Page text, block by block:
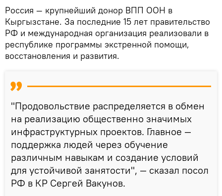
Россия — крупнейший донор ВПП ООН в
Кыргызстане. За последние 15 лет правительство
РФ и международная организация реализовали в
республике программы экстренной помощи,
восстановления и развития.
"Продовольствие распределяется в обмен
на реализацию общественно значимых
инфраструктурных проектов. Главное —
поддержка людей через обучение
различным навыкам и создание условий
для устойчивой занятости", — сказал посол
РФ в КР Сергей Вакунов.